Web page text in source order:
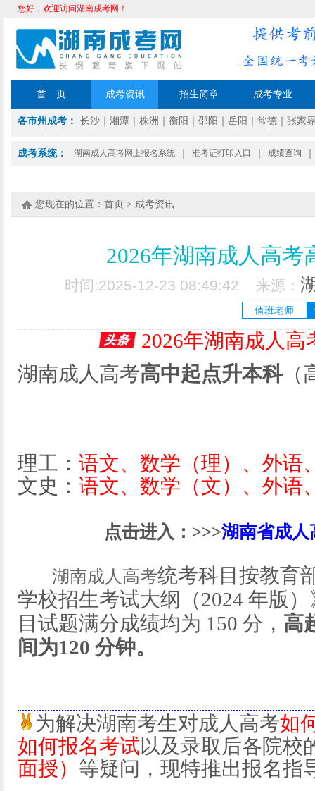
您好，欢迎访问湖南成考网！
首 页 成考资讯 招生简章 成考专业
各市州成考： 长沙 湘潭 株洲 衡阳 邵阳 岳阳 常德 张家
成考系统： 湖南成人高考网上报名系统 准考证打印入口 成绩查询
您现在的位置： 首页 > 成考资讯
2026年湖南成人高考
时间:2025-12-23 08:49:42 来源：
值班老师
2026年湖南成人高
湖南成人高考高中起点升本科（
理工： 语文、数学（理）、外语
文史： 语文、数学（文）、外语
点击进入：>>>湖南省成人
湖南成人高考统考科目按教育
学校招生考试大纲（2024 年版
目试题满分成绩均为 150 分， 高
间为120 分钟。
为解决湖南考生对成人高考如
如何报名考试以及录取后各院校
面授） 等疑问，现特推出报名指